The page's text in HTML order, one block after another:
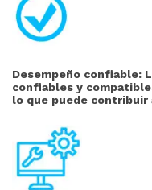
Desempeño confiable:
confiables y
lo que puede